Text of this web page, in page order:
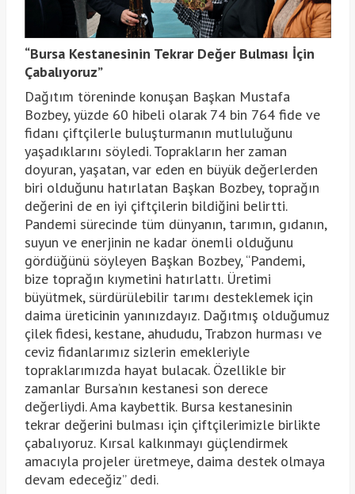
“Bursa Kestanesinin Tekrar Değer Bulması İçin
Çabalıyoruz”
Dağıtım töreninde konuşan Başkan Mustafa
Bozbey, yüzde 60 hibeli olarak 74 bin 764 fide ve
fidanı çiftçilerle buluşturmanın mutluluğunu
yaşadıklarını söyledi. Toprakların her zaman
doyuran, yaşatan, var eden en büyük değerlerden
biri olduğunu hatırlatan Başkan Bozbey, toprağın
değerini de en iyi çiftçilerin bildiğini belirtti.
Pandemi sürecinde tüm dünyanın, tarımın, gıdanın,
suyun ve enerjinin ne kadar önemli olduğunu
gördüğünü söyleyen Başkan Bozbey, “Pandemi,
bize toprağın kıymetini hatırlattı. Üretimi
büyütmek, sürdürülebilir tarımı desteklemek için
daima üreticinin yanınızdayız. Dağıtmış olduğumuz
çilek fidesi, kestane, ahududu, Trabzon hurması ve
ceviz fidanlarımız sizlerin emekleriyle
topraklarımızda hayat bulacak. Özellikle bir
zamanlar Bursa’nın kestanesi son derece
değerliydi. Ama kaybettik. Bursa kestanesinin
tekrar değerini bulması için çiftçilerimizle birlikte
çabalıyoruz. Kırsal kalkınmayı güçlendirmek
amacıyla projeler üretmeye, daima destek olmaya
devam edeceğiz” dedi.